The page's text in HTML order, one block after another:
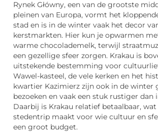
Rynek Główny, een van de grootste
pleinen van Europa, vormt het
stad en is in de winter vaak het decor
kerstmarkten. Hier kun je opwarmen
warme chocolademelk, terwijl
een gezellige sfeer zorgen. Krakau is
uitstekende bestemming voor
Wawel-kasteel, de vele kerken en het
kwartier Kazimierz zijn ook in de winter
bezoeken en vaak een stuk rustiger dan
Daarbij is Krakau relatief betaalbaar,
stedentrip maakt voor wie cultuur en
een groot budget.